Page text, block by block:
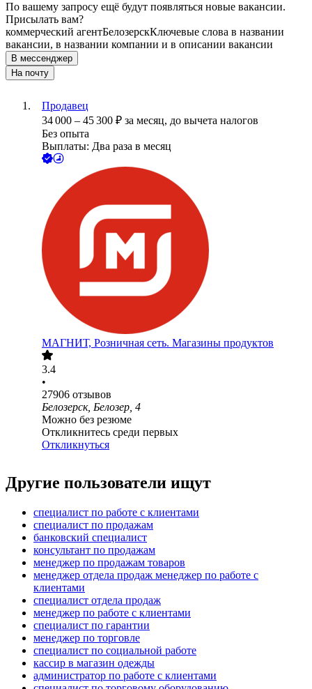
По вашему запросу ещё будут появляться новые вакансии.
Присылать вам?
коммерческий агентБелозерскКлючевые слова в названии
вакансии, в названии компании и в описании вакансии
В мессенджер
На почту
Продавец
34 000 – 45 300 ₽ за месяц, до вычета налогов
Без опыта
Выплаты: Два раза в месяц
МАГНИТ, Розничная сеть. Магазины продуктов
3.4
•
27906 отзывов
Белозерск, Белозер, 4
Можно без резюме
Откликнитесь среди первых
Откликнуться
Другие пользователи ищут
специалист по работе с клиентами
специалист по продажам
банковский специалист
консультант по продажам
менеджер по продажам товаров
менеджер отдела продаж менеджер по работе с
клиентами
специалист отдела продаж
менеджер по работе с клиентами
специалист по гарантии
менеджер по торговле
специалист по социальной работе
кассир в магазин одежды
администратор по работе с клиентами